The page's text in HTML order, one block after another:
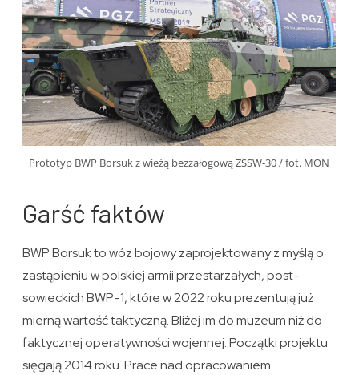
Prototyp BWP Borsuk z wieżą bezzałogową ZSSW-30 / fot. MON
Garść faktów
BWP Borsuk to wóz bojowy zaprojektowany z myślą o
zastąpieniu w polskiej armii przestarzałych, post-
sowieckich BWP-1, które w 2022 roku prezentują już
mierną wartość taktyczną. Bliżej im do muzeum niż do
faktycznej operatywności wojennej. Początki projektu
sięgają 2014 roku. Prace nad opracowaniem